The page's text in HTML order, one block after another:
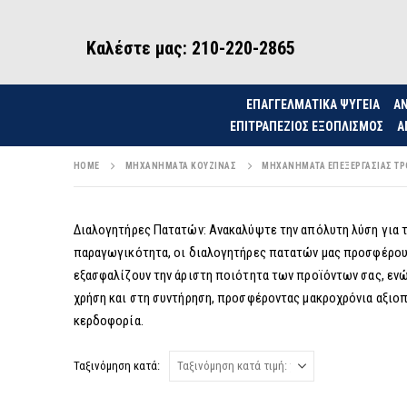
Καλέστε μας: 210-220-2865
ΕΠΑΓΓΕΛΜΑΤΙΚΑ ΨΥΓΕΙΑ
ΕΠΙΤΡΑΠΈΖΙΟΣ ΕΞΟΠΛΙΣΜΌΣ
HOME ΜΗΧΑΝΉΜΑΤΑ ΚΟΥΖΊΝΑΣ ΜΗΧΑΝΉΜΑΤΑ ΕΠΕΞΕΡΓΑΣΊΑΣ
Διαλογητήρες Πατατών: Ανακαλύψτε την απόλυτη λύση για
παραγωγικότητα, οι διαλογητήρες πατατών μας
εξασφαλίζουν την άριστη ποιότητα των προϊόντων σας,
χρήση και στη συντήρηση, προσφέροντας μακροχρόνια
κερδοφορία.
Ταξινόμηση κατά: